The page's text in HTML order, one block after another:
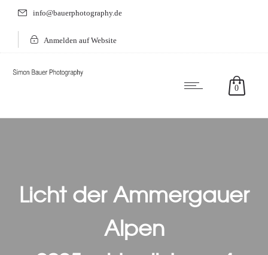
info@bauerphotography.de
Anmelden auf Website
0
Licht der Ammergauer
Alpen